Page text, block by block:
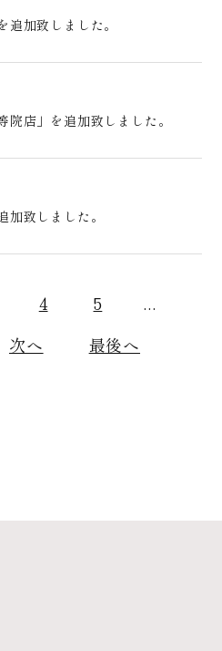
加致しました。
店」を追加致しました。
致しました。
4 5
...
次へ 最後へ